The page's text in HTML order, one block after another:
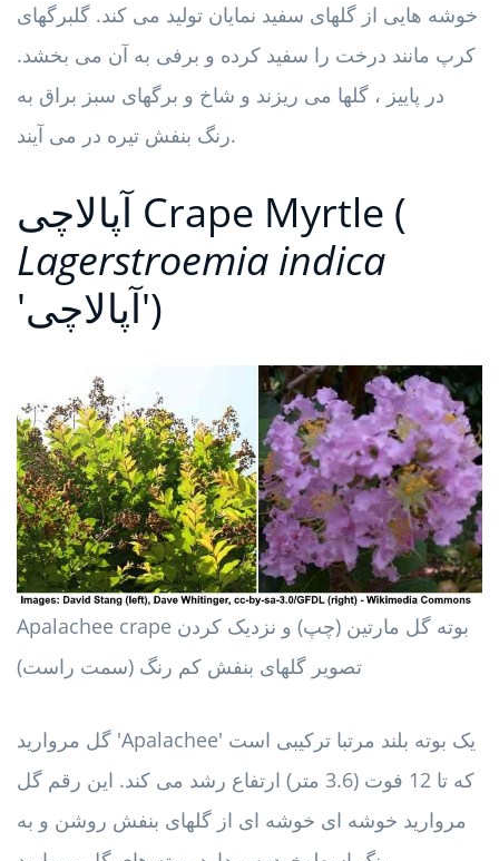
خوشه هایی از گلهای سفید نمایان تولید می کند. گلبرگهای
کرپ مانند درخت را سفید کرده و برفی به آن می بخشد.
در پاییز ، گلها می ریزند و شاخ و برگهای سبز براق به
رنگ بنفش تیره در می آیند.
آپالاچی Crape Myrtle (
Lagerstroemia indica
'آپالاچی')
Apalachee crape بوته گل مارتین (چپ) و نزدیک کردن
تصویر گلهای بنفش کم رنگ (سمت راست)
گل مروارید 'Apalachee' یک بوته بلند مرتبا ترکیبی است
که تا 12 فوت (3.6 متر) ارتفاع رشد می کند. این رقم گل
مروارید خوشه ای خوشه ای از گلهای بنفش روشن و به